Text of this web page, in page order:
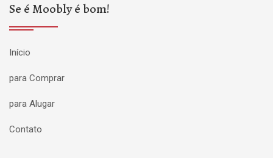
Se é Moobly é bom!
Início
para Comprar
para Alugar
Contato